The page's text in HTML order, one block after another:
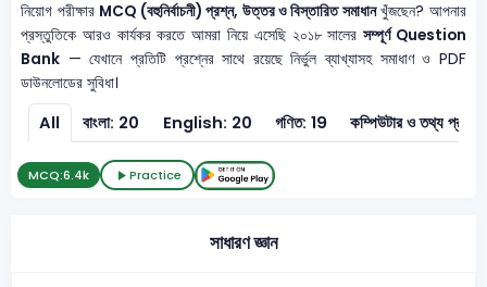
নিয়োগ পরীক্ষার MCQ (বহুনির্বাচনী) প্রশ্ন, উত্তর ও বিস্তারিত সমাধানখুঁজছেন? আপনার
প্রস্তুতিকে আরও কার্যকর করতে আমরা নিয়ে এসেছি ২০১৮ সালেরসম্পূর্ণ Question
Bank — যেখানে প্রতিটি প্রশ্নের সাথে রয়েছে নির্ভুল ব্যাখ্যাসহ সমাধাণ ও PDF
ডাউনলোডের সুবিধা।
All বাংলা: 20 English: 20 গণিত: 19 কম্পিউটার
MCQ:6.4k Practice
সাধারণ জ্ঞান